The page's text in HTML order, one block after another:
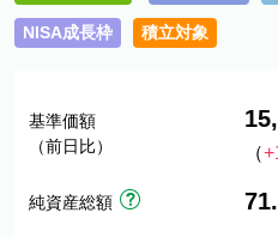
NISA成長枠 積立対象
基準価額
（前日比）
（
純資産総額